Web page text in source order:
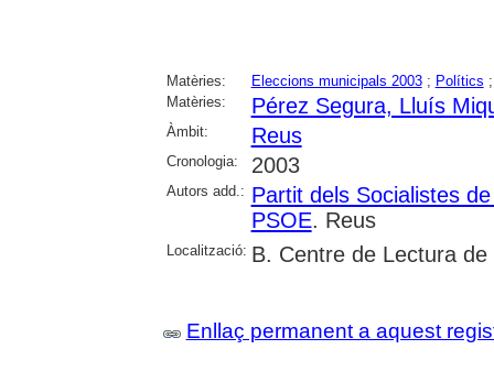
Matèries: Eleccions municipals 2003; Polítics
Matèries:
Pérez Segura, Lluís
Àmbit: Reus
Cronologia: 2003
Autors add.: Partit dels Socialistes
PSOE. Reus
Localització: B. Centre de Lectura de
Enllaç permanent a aquest